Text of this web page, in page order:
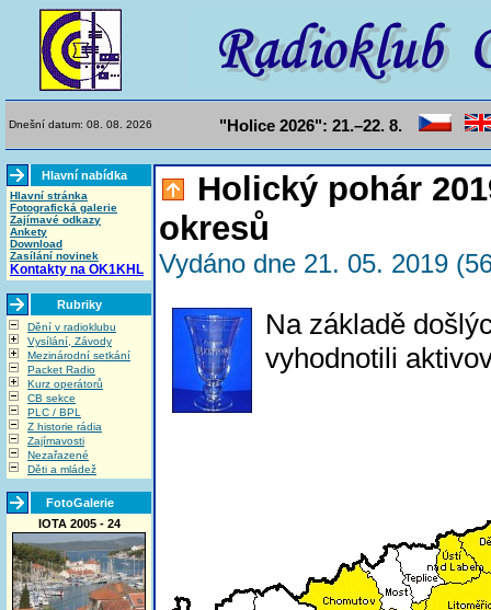
Dnešní datum: 08. 08. 2026 "Holice 2026": 21.–22. 8.
Hlavní nabídka
Hlavní stránka
Fotografická galerie
Zajímavé odkazy
Ankety
Download
Zasílání novinek
Kontakty na OK1KHL
Rubriky
Dění v radioklubu
Vysílání, Závody
Mezinárodní setkání
Packet Radio
Kurz operátorů
CB sekce
PLC / BPL
Z historie rádia
Zajímavosti
Nezařazené
Děti a mládež
FotoGalerie
IOTA 2005 - 24
Holický pohár
okresů
Vydáno dne 21. 05. 2019
Na základě
vyhodnotili